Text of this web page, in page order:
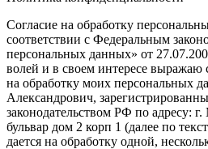
Согласие на обработку
соответствии с Федеральным
персональных данных» от
волей и в своем интересе выражаю
на обработку моих персональных
Александрович,
законодательством РФ по адресу:
бульвар дом 2 корп 1 (далее по
дается на обработку одной,